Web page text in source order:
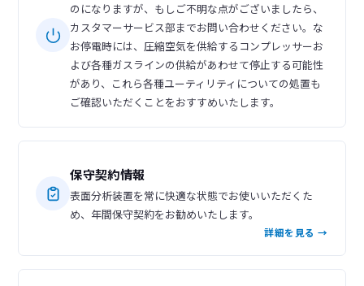
のになりますが、もしご不明な点がございましたら、
カスタマーサービス部までお問い合わせください。な
お停電時には、圧縮空気を供給するコンプレッサーお
よび各種ガスラインの供給があわせて停止する可能性
があり、これら各種ユーティリティについての処置も
ご確認いただくことをおすすめいたします。
保守契約情報
表面分析装置を常に快適な状態でお使いいただくた
め、年間保守契約をお勧めいたします。
詳細を見る →